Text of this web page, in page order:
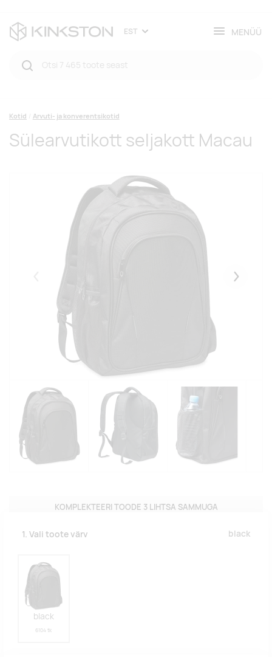
EST MENÜÜ
Kotid Arvuti- ja konverentsikotid
Sülearvutikott seljakott Macau
Eelmised
KOMPLEKTEERI TOODE 3 LIHTSA SAMMUGA
1. Vali toote värv black
black
6104 tk